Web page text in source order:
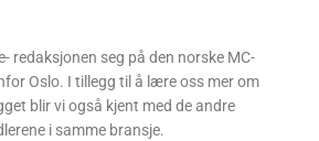
redaksjonen seg på den norske MC-
Oslo. I tillegg til å lære oss mer om
blir vi også kjent med de andre
i samme bransje.